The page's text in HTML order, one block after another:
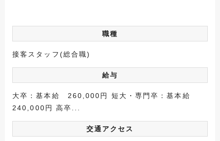
職種
接客スタッフ(総合職)
給与
大卒：基本給 260,000円 短大・専門卒：基本給
240,000円 高卒...
交通アクセス